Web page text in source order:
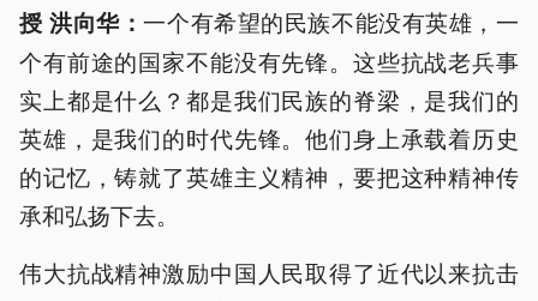
授 洪向华：一个有希望的民族不能没有英雄，一
个有前途的国家不能没有先锋。这些抗战老兵事
实上都是什么？都是我们民族的脊梁，是我们的
英雄，是我们的时代先锋。他们身上承载着历史
的记忆，铸就了英雄主义精神，要把这种精神传
承和弘扬下去。
伟大抗战精神激励中国人民取得了近代以来抗击